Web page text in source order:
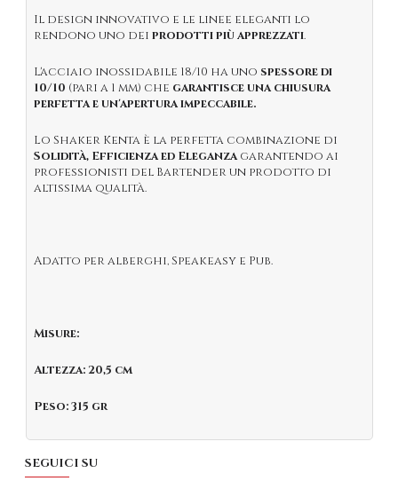
Il design innovativo e le linee eleganti lo
rendono uno dei prodotti più apprezzati.
L'acciaio inossidabile 18/10 ha uno spessore di
10/10 (pari a 1 mm) che garantisce una chiusura
perfetta e un'apertura impeccabile.
Lo Shaker Kenta è la perfetta combinazione di
Solidità, Efficienza ed Eleganzagarantendo ai
professionisti del Bartender un prodotto di
altissima qualità.
Adatto per alberghi, Speakeasy e Pub.
Misure:
Altezza: 20,5 cm
Peso: 315 gr
SEGUICI SU